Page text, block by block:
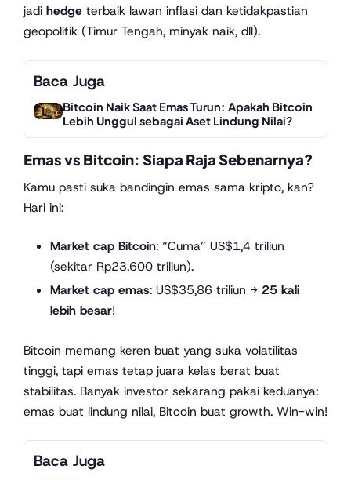
jadi hedge terbaik lawan inflasi dan ketidakpastian
geopolitik (Timur Tengah, minyak naik, dll).
Baca Juga
Bitcoin Naik Saat Emas Turun: Apakah Bitcoin
Lebih Unggul sebagai Aset Lindung Nilai?
Emas vs Bitcoin: Siapa Raja Sebenarnya?
Kamu pasti suka bandingin emas sama kripto, kan?
Hari ini:
Market cap Bitcoin: “Cuma” US$1,4 triliun
(sekitar Rp23.600 triliun).
Market cap emas: US$35,86 triliun → 25 kali
lebih besar!
Bitcoin memang keren buat yang suka volatilitas
tinggi, tapi emas tetap juara kelas berat buat
stabilitas. Banyak investor sekarang pakai keduanya:
emas buat lindung nilai, Bitcoin buat growth. Win-win!
Baca Juga